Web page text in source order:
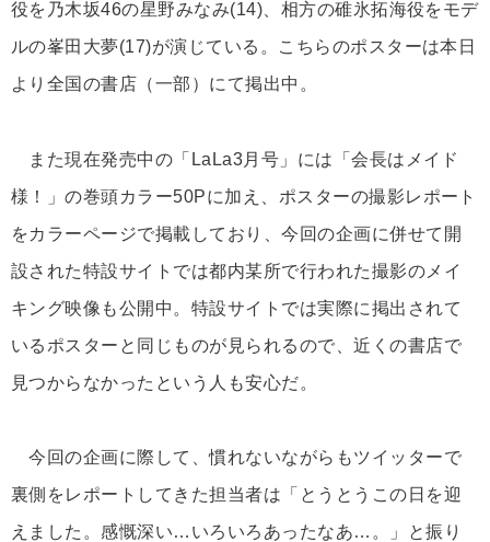
役を乃木坂46の星野みなみ(14)、相方の碓氷拓海役をモデ
ルの峯田大夢(17)が演じている。こちらのポスターは本日
より全国の書店（一部）にて掲出中。
また現在発売中の「LaLa3月号」には「会長はメイド
様！」の巻頭カラー50Pに加え、ポスターの撮影レポート
をカラーページで掲載しており、今回の企画に併せて開
設された特設サイトでは都内某所で行われた撮影のメイ
キング映像も公開中。特設サイトでは実際に掲出されて
いるポスターと同じものが見られるので、近くの書店で
見つからなかったという人も安心だ。
今回の企画に際して、慣れないながらもツイッターで
裏側をレポートしてきた担当者は「とうとうこの日を迎
えました。感慨深い…いろいろあったなあ…。」と振り